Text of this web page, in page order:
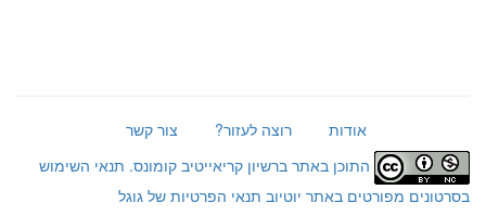
אודות רוצה לעזור?
צור קשר
התוכן באתר ברשיון קריאייטיב קומונס. תנאי השימוש
בסרטונים מפורטים באתר יוטיוב תנאי הפרטיות של גוגל